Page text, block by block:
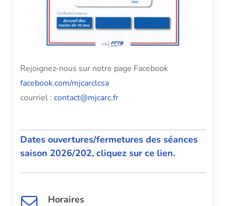
Rejoignez-nous sur notre page Facebook
facebook.com/mjcarclcsa
courriel :contact@mjcarc.fr
Dates ouvertures/fermetures des séances
saison 2026/202, cliquez sur ce lien.
Horaires